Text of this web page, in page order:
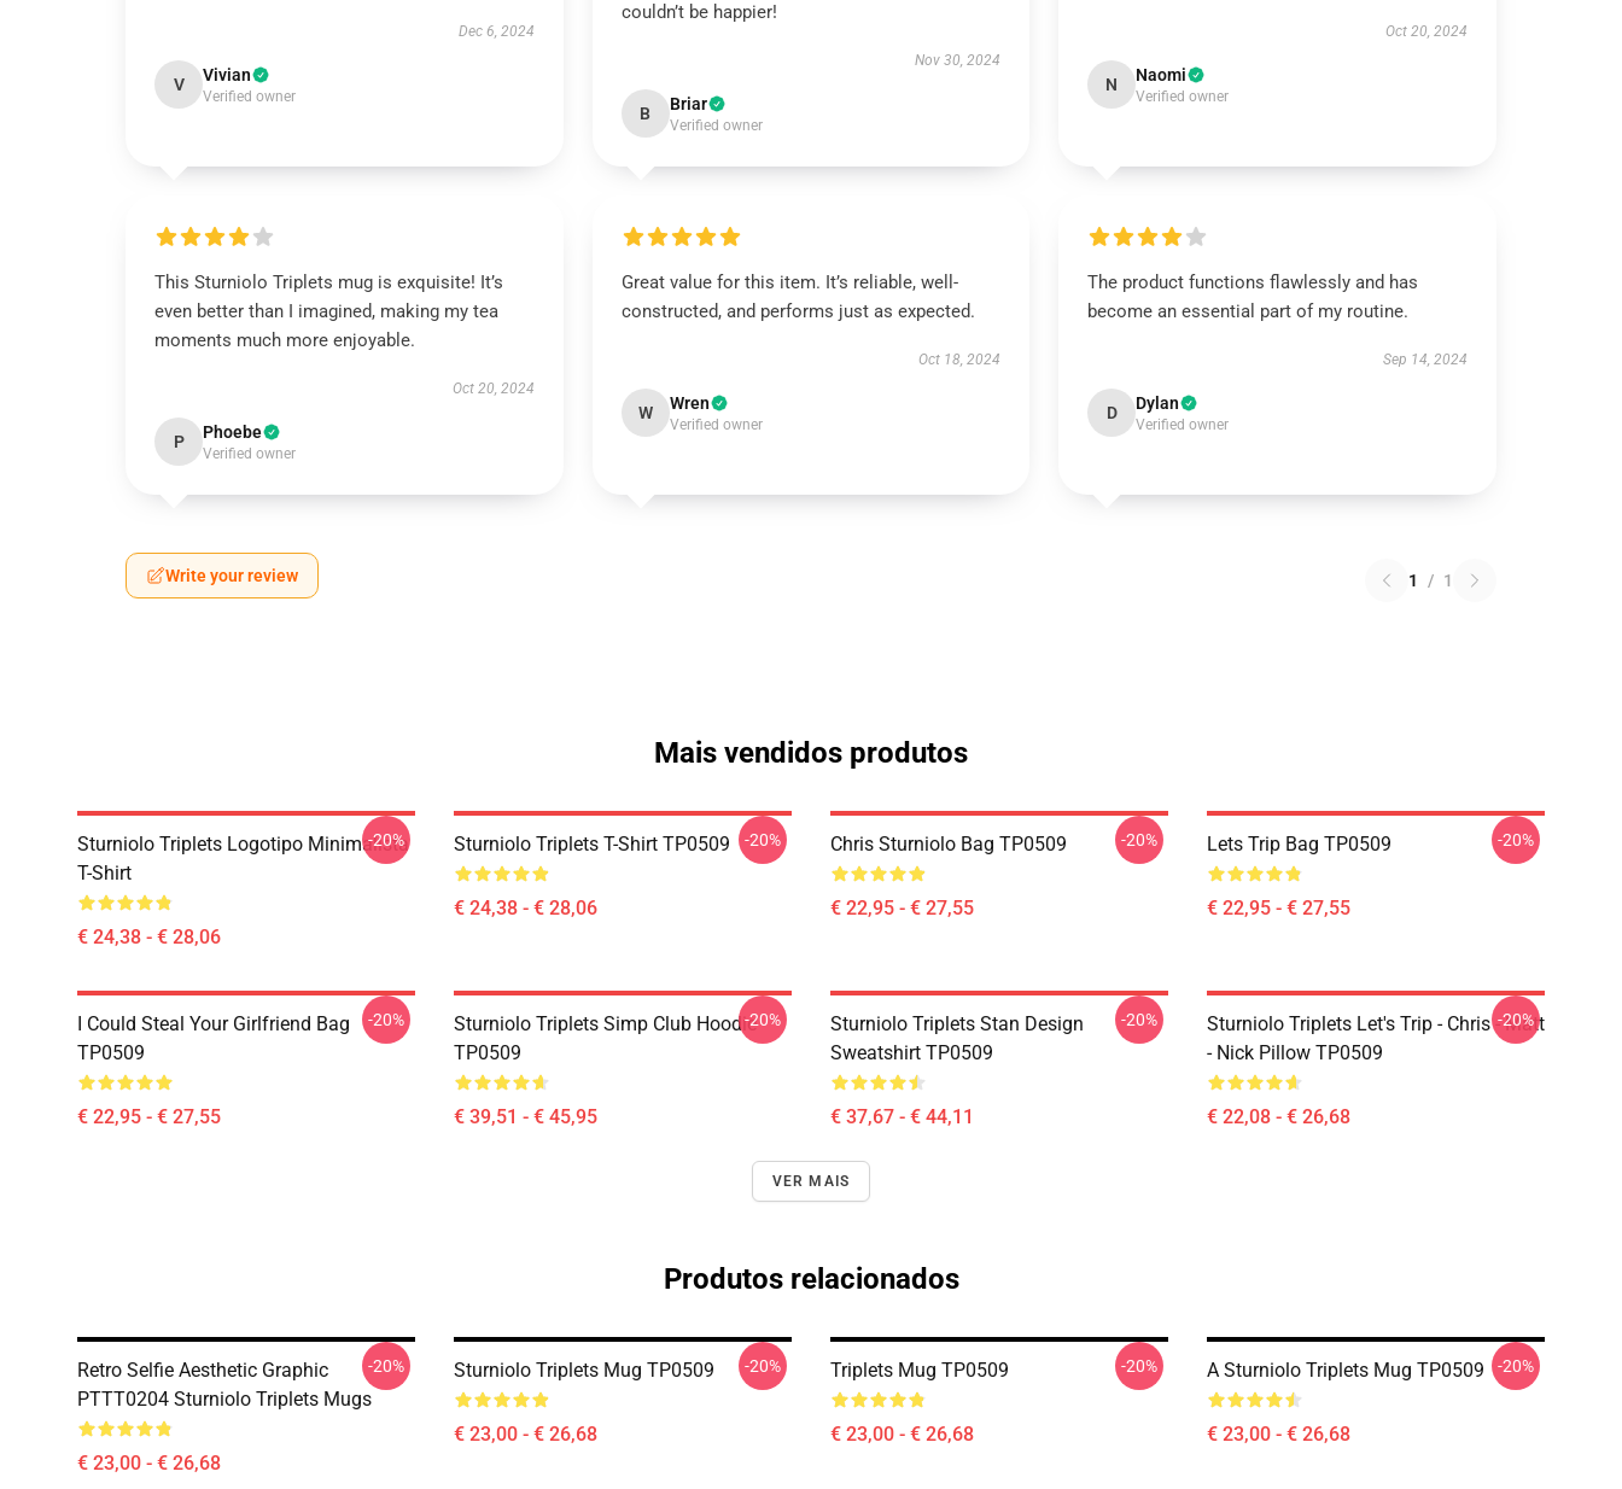
Dec 6, 2024
V Vivian
Verified owner
couldn’t be happier!
Nov 30, 2024
B Briar
Verified owner
Oct 20, 2024
N Naomi
Verified owner
This Sturniolo Triplets mug is exquisite! It’s
even better than I imagined, making my tea
moments much more enjoyable.
Oct 20, 2024
P Phoebe
Verified owner
Great value for this item. It’s reliable, well-
constructed, and performs just as expected.
Oct 18, 2024
W Wren
Verified owner
The product functions flawlessly and has
become an essential part of my routine.
Sep 14, 2024
D Dylan
Verified owner
Write your review 1 / 1
Mais vendidos produtos
Sturniolo Triplets Logotipo Minimalista
T-Shirt
€ 24,38 - € 28,06
-20% Sturniolo Triplets T-Shirt TP0509
€ 24,38 - € 28,06
-20% Chris Sturniolo Bag TP0509
€ 22,95 - € 27,55
-20% Lets Trip Bag TP0509
€ 22,95 - € 27,55
-20%
I Could Steal Your Girlfriend Bag
TP0509
€ 22,95 - € 27,55
-20%
Sturniolo Triplets Simp Club Hoodie
TP0509
€ 39,51 - € 45,95
-20%
Sturniolo Triplets Stan Design
Sweatshirt TP0509
€ 37,67 - € 44,11
-20%
Sturniolo Triplets Let's Trip - Chris - Matt
- Nick Pillow TP0509
€ 22,08 - € 26,68
-20%
VER MAIS
Produtos relacionados
Retro Selfie Aesthetic Graphic
PTTT0204 Sturniolo Triplets Mugs
€ 23,00 - € 26,68
-20% Sturniolo Triplets Mug TP0509
€ 23,00 - € 26,68
-20% Triplets Mug TP0509
€ 23,00 - € 26,68
-20% A Sturniolo Triplets Mug TP0509
€ 23,00 - € 26,68
-20%